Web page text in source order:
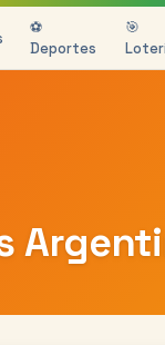
⚽
Deportes
🎯